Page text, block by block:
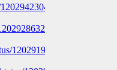
1202919356184829952